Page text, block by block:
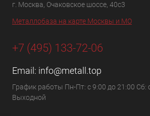
г. Москва, Очаковское шоссе, 40с3
Металлобаза на карте Москвы и МО
+7 (495) 133-72-06
Email: info@metall.top
График работы Пн-Пт: с 9:00 до 21:00 Сб:
Выходной